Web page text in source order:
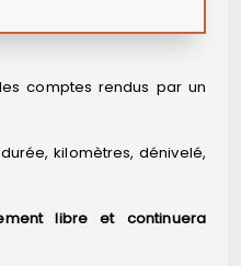
comptes rendus par un
kilomètres, dénivelé,
libre et continuera